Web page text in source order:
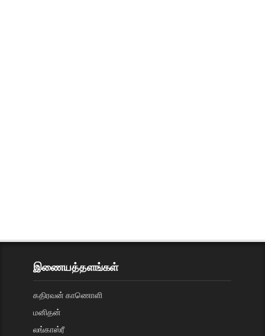
இணையத்தளங்கள்
கதிரவன் காணொளி
மனிதன்
லங்காஸ்ரீ